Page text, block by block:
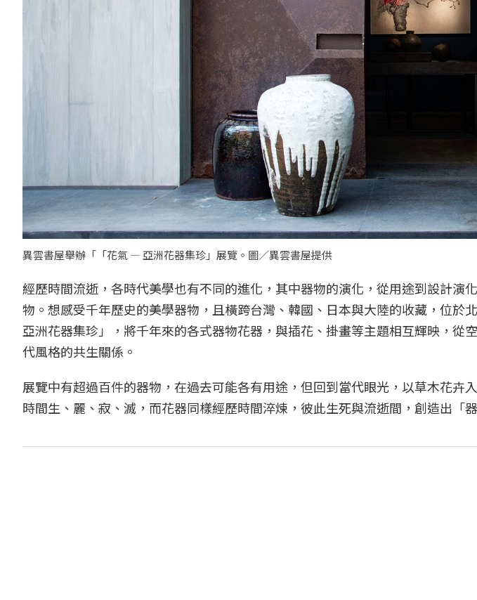
異雲書屋舉辦「「花氣 — 亞洲花器集珍」展覽。圖／異雲書屋提供
經歷時間流逝，各時代美學也有不同的進化，其中器物的演化，從用途到設計演
物。想感受千年歷史的美學器物，且橫跨台灣、韓國、日本與大陸的收藏，位於
亞洲花器集珍」，將千年來的各式器物花器，與插花、掛畫等主題相互輝映，從
代風格的共生關係。
展覽中有超過百件的器物，在過去可能各有用途，但回到當代眼光，以草木花卉
時間生、麗、寂、滅，而花器同樣經歷時間淬煉，彼此生死與流逝間，創造出「